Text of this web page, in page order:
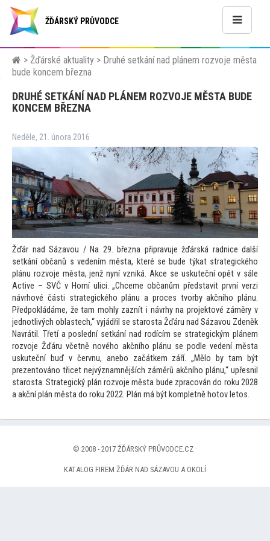
ŽĎÁRSKÝ PRŮVODCE
> Žďárské aktuality > Druhé setkání nad plánem rozvoje města
bude koncem března
DRUHÉ SETKÁNÍ NAD PLÁNEM ROZVOJE MĚSTA BUDE
KONCEM BŘEZNA
Neděle, 21. února 2016
Žďár nad Sázavou / Na 29. března připravuje žďárská radnice další
setkání občanů s vedením města, které se bude týkat strategického
plánu rozvoje města, jenž nyní vzniká. Akce se uskuteční opět v sále
Active – SVČ v Horní ulici. „Chceme občanům představit první verzi
návrhové části strategického plánu a proces tvorby akčního plánu.
Předpokládáme, že tam mohly zaznít i návrhy na projektové záměry v
jednotlivých oblastech,“ vyjádřil se starosta Žďáru nad Sázavou Zdeněk
Navrátil. Třetí a poslední setkání nad rodícím se strategickým plánem
rozvoje Žďáru včetně nového akčního plánu se podle vedení města
uskuteční buď v červnu, anebo začátkem září. „Mělo by tam být
prezentováno třicet nejvýznamnějších záměrů akčního plánu,“ upřesnil
starosta. Strategický plán rozvoje města bude zpracován do roku 2028
a akční plán města do roku 2022. Plán má být kompletně hotov letos.
© 2008 - 2017 ŽĎÁRSKÝ PRŮVODCE.CZ ·
KATALOG FIREM ŽĎÁR NAD SÁZAVOU A OKOLÍ